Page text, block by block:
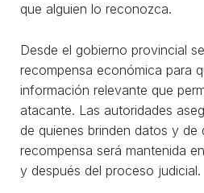
que alguien lo reconozca.
Desde el gobierno provincial
recompensa económica para
información relevante que
atacante. Las autoridades
de quienes brinden datos y de
recompensa será mantenida
y después del proceso judicial.